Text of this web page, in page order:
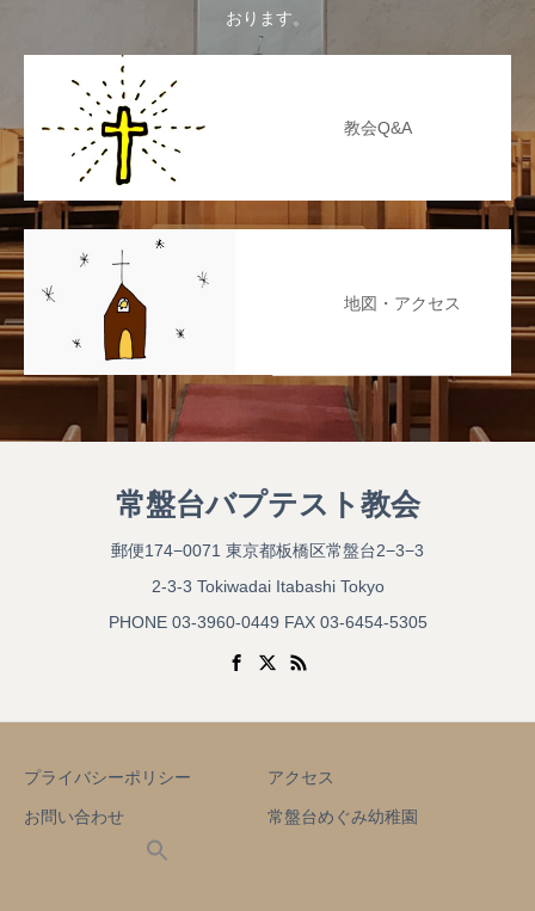
おります。
教会Q&A
地図・アクセス
常盤台バプテスト教会
郵便174−0071 東京都板橋区常盤台2−3−3
2-3-3 Tokiwadai Itabashi Tokyo
PHONE 03-3960-0449 FAX 03-6454-5305
プライバシーポリシー アクセス
お問い合わせ 常盤台めぐみ幼稚園